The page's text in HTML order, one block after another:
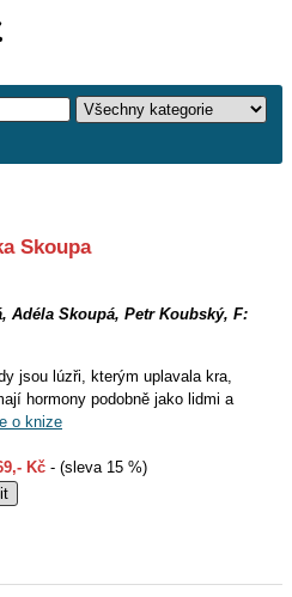
Skoupa
Adéla Skoupá, Petr Koubský, F:
jsou lúzři, kterým uplavala kra,
hormony podobně jako lidmi a
o knize
Kč - (sleva 15 %)